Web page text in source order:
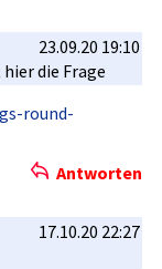
23.09.20 19:10
die Frage
­round-
Antworten
17.10.20 22:27